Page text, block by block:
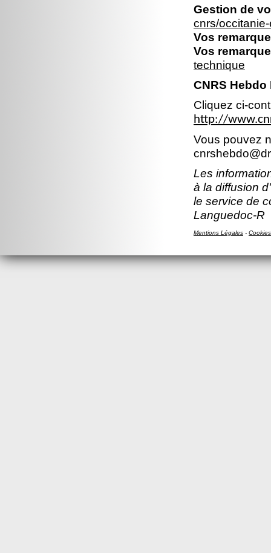
Gestion de
cnrs/
Vos
Vos
technique
CNRS
Cliquez ci-
http://
Vous pouvez
Les
à la diffusion
le service de
Languedoc-R
Mentions Légales - Cookies